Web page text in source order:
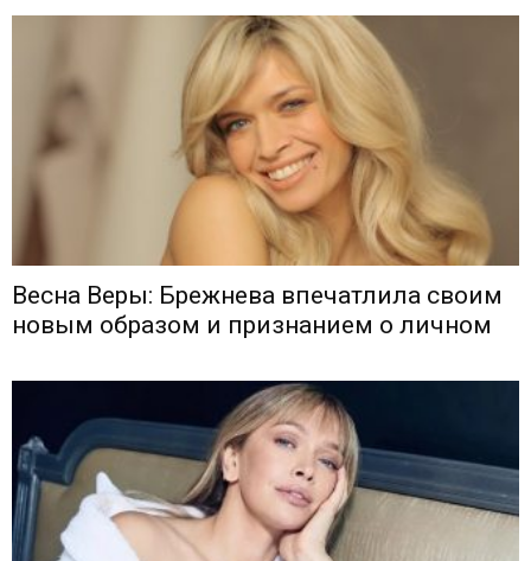
Весна Веры: Брежнева впечатлила своим
новым образом и признанием о личном